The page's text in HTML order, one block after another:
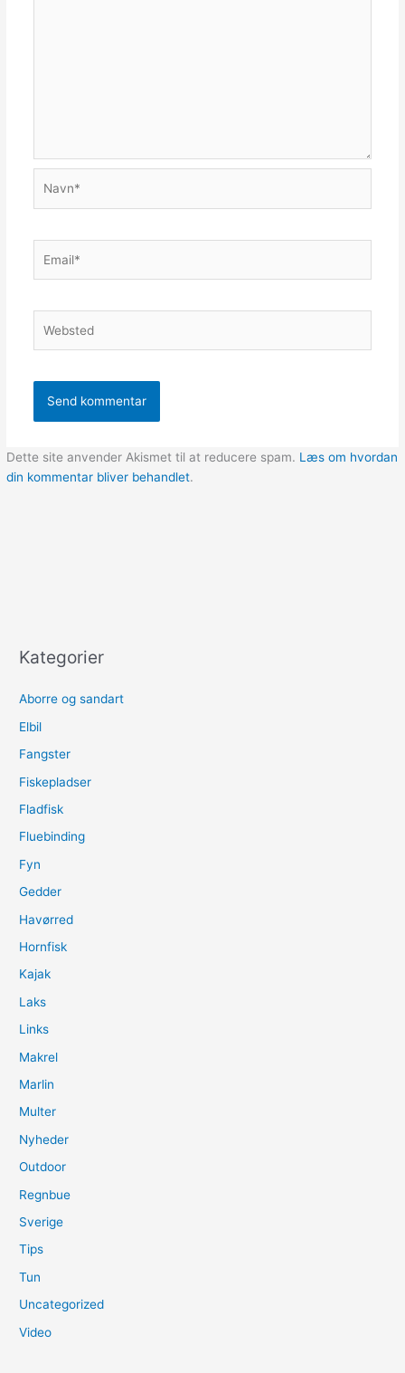
Dette site anvender Akismet til at reducere spam. Læs om hvordan
din kommentar bliver behandlet.
Kategorier
Aborre og sandart
Elbil
Fangster
Fiskepladser
Fladfisk
Fluebinding
Fyn
Gedder
Havørred
Hornfisk
Kajak
Laks
Links
Makrel
Marlin
Multer
Nyheder
Outdoor
Regnbue
Sverige
Tips
Tun
Uncategorized
Video